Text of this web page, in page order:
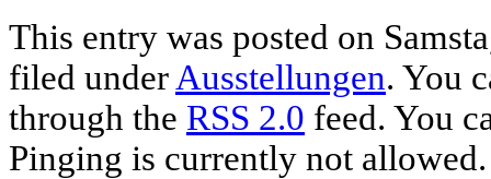
This entry was posted on
filed under Ausstellungen. You
through the RSS 2.0 feed. You
Pinging is currently not allowed.